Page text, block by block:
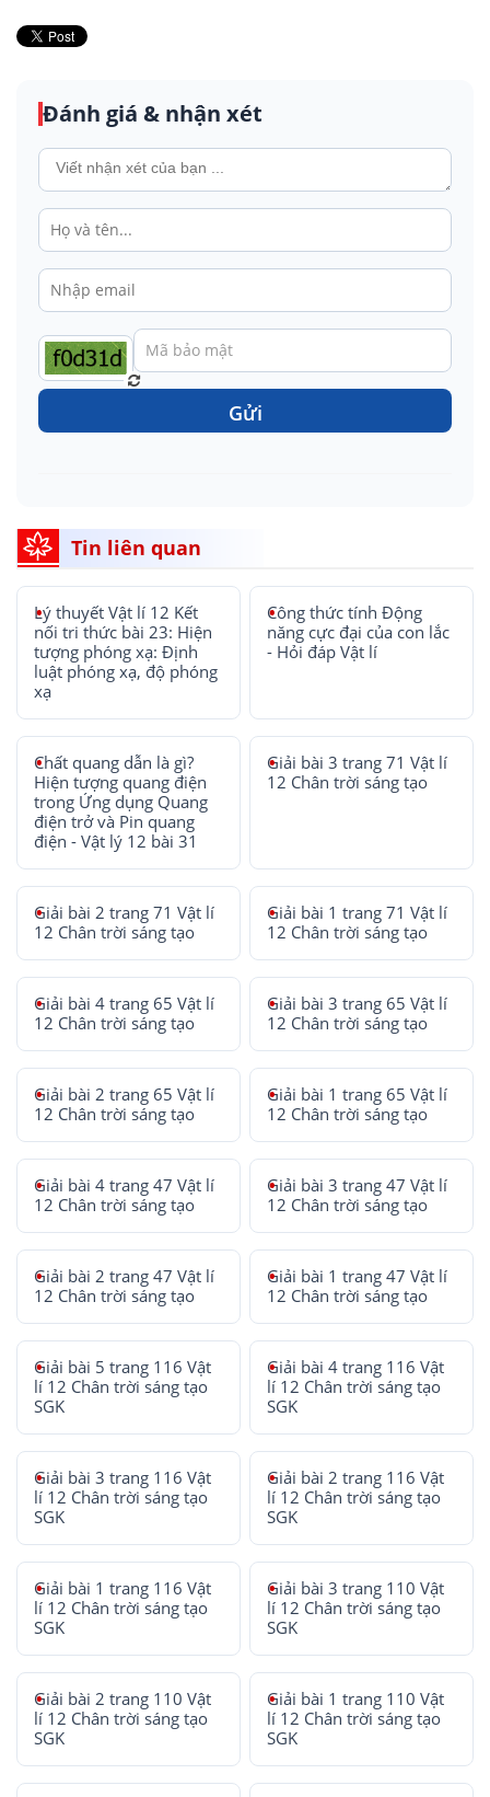
Đánh giá & nhận xét
Gửi
Tin liên quan
Lý thuyết Vật lí 12 Kết
nối tri thức bài 23: Hiện
tượng phóng xạ: Định
luật phóng xạ, độ phóng
xạ
Công thức tính Động
năng cực đại của con lắc
- Hỏi đáp Vật lí
Chất quang dẫn là gì?
Hiện tượng quang điện
trong Ứng dụng Quang
điện trở và Pin quang
điện - Vật lý 12 bài 31
Giải bài 3 trang 71 Vật lí
12 Chân trời sáng tạo
Giải bài 2 trang 71 Vật lí
12 Chân trời sáng tạo
Giải bài 1 trang 71 Vật lí
12 Chân trời sáng tạo
Giải bài 4 trang 65 Vật lí
12 Chân trời sáng tạo
Giải bài 3 trang 65 Vật lí
12 Chân trời sáng tạo
Giải bài 2 trang 65 Vật lí
12 Chân trời sáng tạo
Giải bài 1 trang 65 Vật lí
12 Chân trời sáng tạo
Giải bài 4 trang 47 Vật lí
12 Chân trời sáng tạo
Giải bài 3 trang 47 Vật lí
12 Chân trời sáng tạo
Giải bài 2 trang 47 Vật lí
12 Chân trời sáng tạo
Giải bài 1 trang 47 Vật lí
12 Chân trời sáng tạo
Giải bài 5 trang 116 Vật
lí 12 Chân trời sáng tạo
SGK
Giải bài 4 trang 116 Vật
lí 12 Chân trời sáng tạo
SGK
Giải bài 3 trang 116 Vật
lí 12 Chân trời sáng tạo
SGK
Giải bài 2 trang 116 Vật
lí 12 Chân trời sáng tạo
SGK
Giải bài 1 trang 116 Vật
lí 12 Chân trời sáng tạo
SGK
Giải bài 3 trang 110 Vật
lí 12 Chân trời sáng tạo
SGK
Giải bài 2 trang 110 Vật
lí 12 Chân trời sáng tạo
SGK
Giải bài 1 trang 110 Vật
lí 12 Chân trời sáng tạo
SGK